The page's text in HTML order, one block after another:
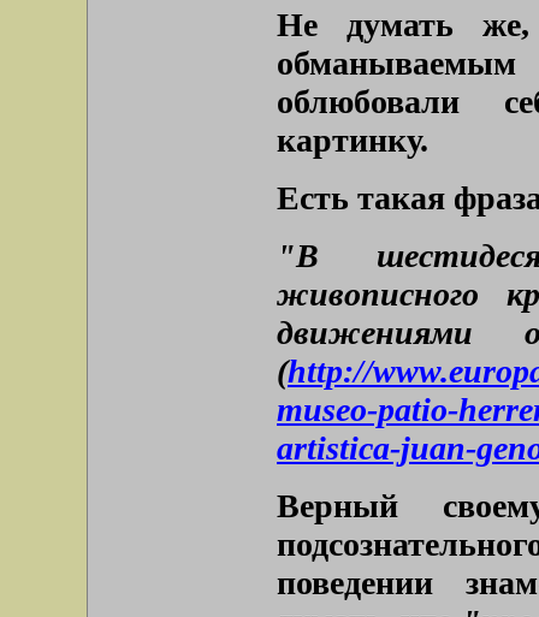
Не думать
облюбовали
картинку.
Есть такая
"В
живописного
движениями
(http://
museo-patio-
artistica-juan-
Верный
поведении